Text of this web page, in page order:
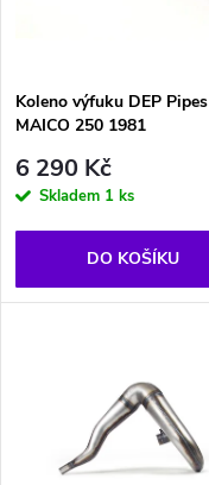
p
r
o
d
s
p
r
Koleno výfuku DEP Pipes
MAICO 250 1981
6 290 Kč
Skladem 1 ks
DO KOŠÍKU